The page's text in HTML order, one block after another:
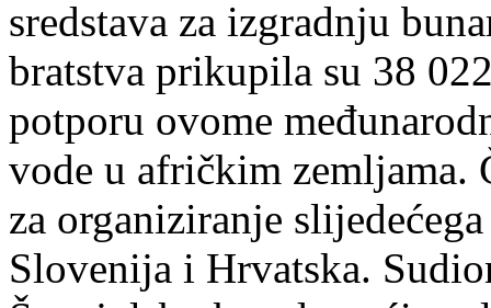
sredstava za izgradnju
bratstva prikupila su 38
potporu ovome
vode u afričkim
za organiziranje
Slovenija i Hrvatska.